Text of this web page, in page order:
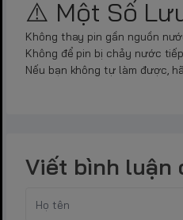
⚠️ Một Số
Không thay pin gần nguồn
Không để pin bị chảy nước
Nếu bạn không tự làm được,
Viết bình luận